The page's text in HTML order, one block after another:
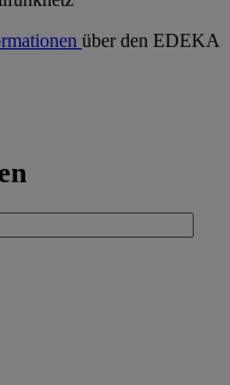
über den EDEKA